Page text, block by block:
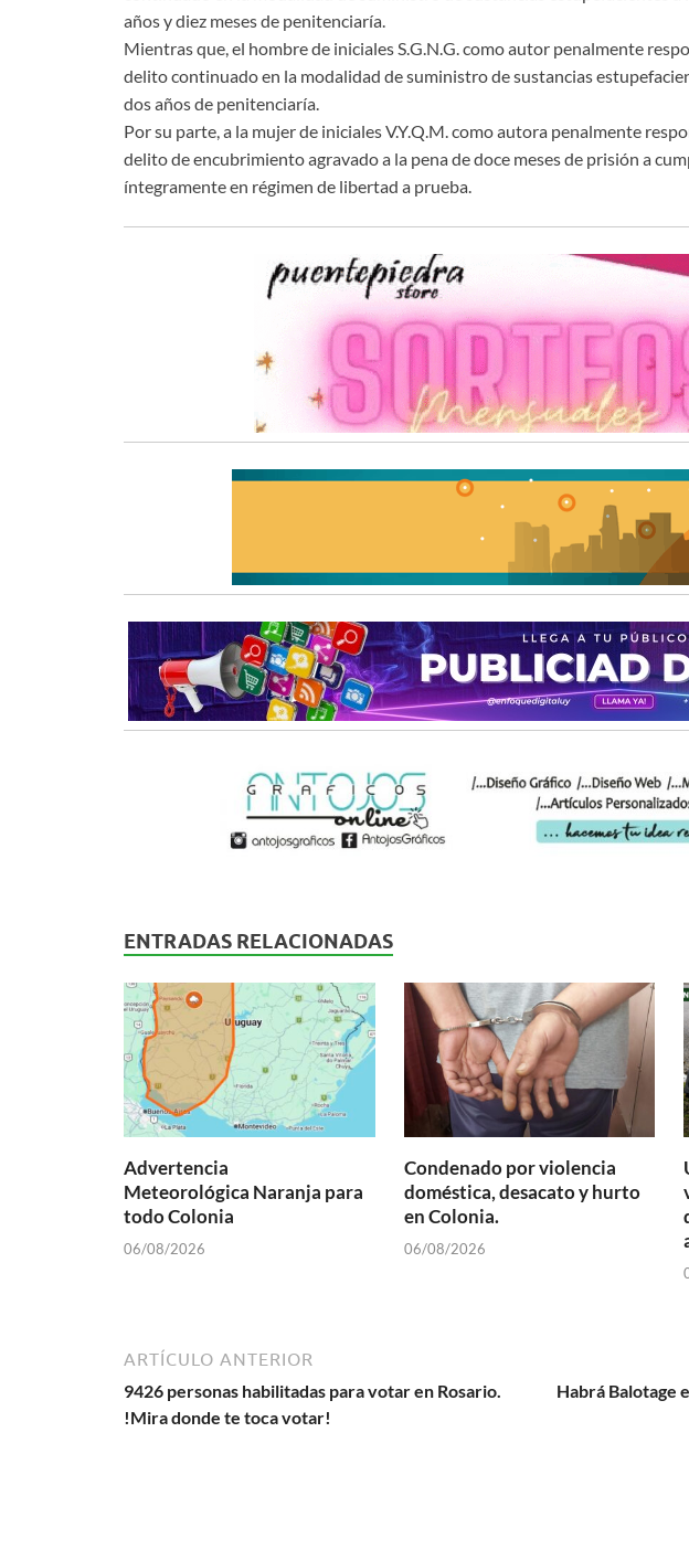
años y diez meses de penitenciaría.
Mientras que, el hombre de iniciales S.G.N.G. como autor penalmente
delito continuado en la modalidad de suministro de sustancias
dos años de penitenciaría.
Por su parte, a la mujer de iniciales V.Y.Q.M. como autora penalmente
delito de encubrimiento agravado a la pena de doce meses de prisión a
íntegramente en régimen de libertad a prueba.
ENTRADAS RELACIONADAS
Advertencia
Meteorológica Naranja para
todo Colonia
06/08/2026
Condenado por violencia
doméstica, desacato y hurto
en Colonia.
06/08/2026
ARTÍCULO ANTERIOR
9426 personas habilitadas para votar en Rosario.
!Mira donde te toca votar!
Habrá Balotage